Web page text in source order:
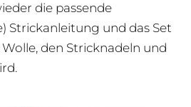
die passende
Strickanleitung und das Set
den Stricknadeln und